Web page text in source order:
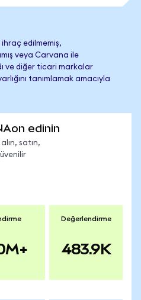
edilmemiş,
veya Carvana ile
ve diğer ticari markalar
tanımlamak amacıyla
edinin
satın,
Değerlendirme
483.9K